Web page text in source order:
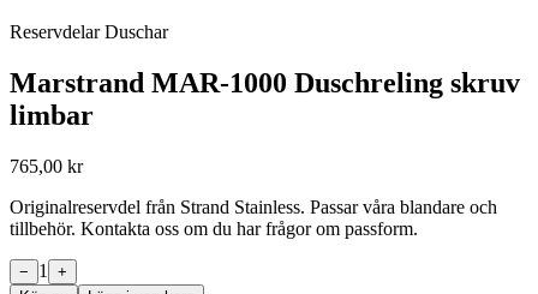
Reservdelar Duschar
Marstrand MAR-1000 Duschreling skruv
limbar
765,00 kr
Originalreservdel från Strand Stainless. Passar våra blandare och
tillbehör. Kontakta oss om du har frågor om passform.
− 1
+